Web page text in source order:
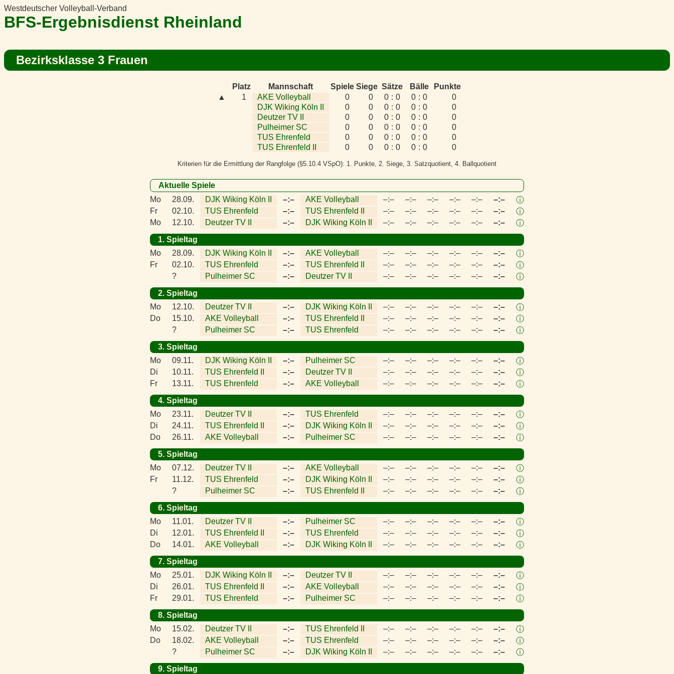
Westdeutscher Volleyball-Verband
BFS-Ergebnisdienst Rheinland
Bezirksklasse 3 Frauen
Platz Mannschaft Spiele Siege Sätze Bälle
Punkte
▲
1 AKE Volleyball 0 0 0 : 0 0 : 0
0
DJK Wiking Köln II
0 0 0 : 0 0 : 0
0
Deutzer TV II
0 0 0 : 0 0 : 0
0
Pulheimer SC
0 0 0 : 0 0 : 0
0
TUS Ehrenfeld
0 0 0 : 0 0 : 0
0
TUS Ehrenfeld II
0 0 0 : 0 0 : 0 0
Kriterien für die Ermittlung der Rangfolge (§5.10.4 VSpO): 1. Punkte, 2. Siege, 3. Satzquotient, 4. Ballquotient
Aktuelle Spiele
Mo
28.09. DJK Wiking Köln II –:– AKE Volleyball –:– –:– –:– –:– –:– –:–
ⓘ
Fr
02.10. TUS Ehrenfeld –:– TUS Ehrenfeld II –:– –:– –:– –:– –:– –:–
ⓘ
Mo
12.10. Deutzer TV II –:– DJK Wiking Köln II –:– –:– –:– –:– –:– –:–
ⓘ
1. Spieltag
Mo
28.09. DJK Wiking Köln II –:– AKE Volleyball –:– –:– –:– –:– –:– –:–
ⓘ
Fr
02.10. TUS Ehrenfeld –:– TUS Ehrenfeld II –:– –:– –:– –:– –:– –:–
ⓘ
?
Pulheimer SC –:– Deutzer TV II –:– –:– –:– –:– –:– –:–
ⓘ
2. Spieltag
Mo
12.10. Deutzer TV II –:– DJK Wiking Köln II –:– –:– –:– –:– –:– –:–
ⓘ
Do
15.10. AKE Volleyball –:– TUS Ehrenfeld II –:– –:– –:– –:– –:– –:–
ⓘ
?
Pulheimer SC –:– TUS Ehrenfeld –:– –:– –:– –:– –:– –:–
ⓘ
3. Spieltag
Mo
09.11. DJK Wiking Köln II –:– Pulheimer SC –:– –:– –:– –:– –:– –:–
ⓘ
Di
10.11. TUS Ehrenfeld II –:– Deutzer TV II –:– –:– –:– –:– –:– –:–
ⓘ
Fr
13.11. TUS Ehrenfeld –:– AKE Volleyball –:– –:– –:– –:– –:– –:–
ⓘ
4. Spieltag
Mo
23.11. Deutzer TV II –:– TUS Ehrenfeld –:– –:– –:– –:– –:– –:–
ⓘ
Di
24.11. TUS Ehrenfeld II –:– DJK Wiking Köln II –:– –:– –:– –:– –:– –:–
ⓘ
Do
26.11. AKE Volleyball –:– Pulheimer SC –:– –:– –:– –:– –:– –:–
ⓘ
5. Spieltag
Mo
07.12. Deutzer TV II –:– AKE Volleyball –:– –:– –:– –:– –:– –:–
ⓘ
Fr
11.12. TUS Ehrenfeld –:– DJK Wiking Köln II –:– –:– –:– –:– –:– –:–
ⓘ
?
Pulheimer SC –:– TUS Ehrenfeld II –:– –:– –:– –:– –:– –:–
ⓘ
6. Spieltag
Mo
11.01. Deutzer TV II –:– Pulheimer SC –:– –:– –:– –:– –:– –:–
ⓘ
Di
12.01. TUS Ehrenfeld II –:– TUS Ehrenfeld –:– –:– –:– –:– –:– –:–
ⓘ
Do
14.01. AKE Volleyball –:– DJK Wiking Köln II –:– –:– –:– –:– –:– –:–
ⓘ
7. Spieltag
Mo
25.01. DJK Wiking Köln II –:– Deutzer TV II –:– –:– –:– –:– –:– –:–
ⓘ
Di
26.01. TUS Ehrenfeld II –:– AKE Volleyball –:– –:– –:– –:– –:– –:–
ⓘ
Fr
29.01. TUS Ehrenfeld –:– Pulheimer SC –:– –:– –:– –:– –:– –:–
ⓘ
8. Spieltag
Mo
15.02. Deutzer TV II –:– TUS Ehrenfeld II –:– –:– –:– –:– –:– –:–
ⓘ
Do
18.02. AKE Volleyball –:– TUS Ehrenfeld –:– –:– –:– –:– –:– –:–
ⓘ
?
Pulheimer SC –:– DJK Wiking Köln II –:– –:– –:– –:– –:– –:–
ⓘ
9. Spieltag